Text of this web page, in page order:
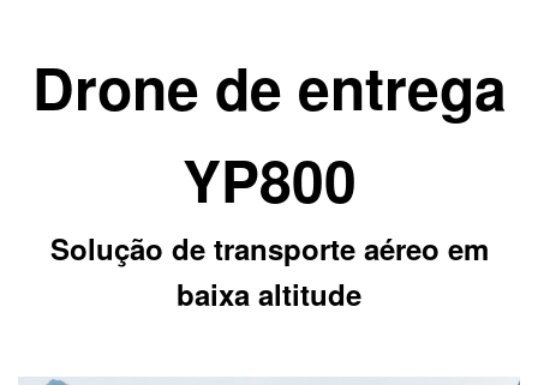
Drone de entrega
YP800
Solução de transporte aéreo em
baixa altitude